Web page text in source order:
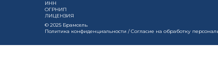
ИНН
ОГРНИП
ЛИЦЕНЗИЯ
© 2025 Брамсель
Политика конфиденциальности /Согласие на обработку